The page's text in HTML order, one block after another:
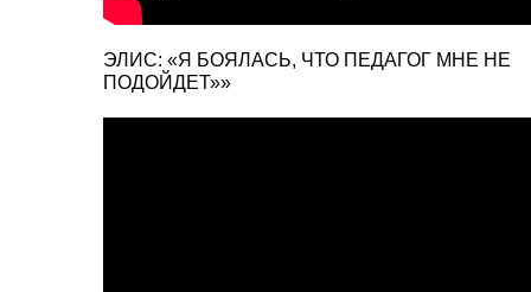
ЭЛИС: «Я БОЯЛАСЬ, ЧТО ПЕДАГОГ МНЕ НЕ
ПОДОЙДЕТ»»